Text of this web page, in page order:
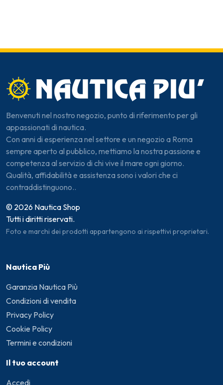
Benvenuti nel nostro negozio, punto di riferimento per gli
appassionati di nautica.
Con anni di esperienza nel settore e un negozio a Roma
sempre aperto al pubblico, mettiamo la nostra passione e
competenza al servizio di chi vive il mare ogni giorno.
Qualità, affidabilità e assistenza sono i valori che ci
contraddistinguono..
© 2026 Nautica Shop
Tutti i diritti riservati.
Foto e marchi dei prodotti appartengono ai rispettivi proprietari.
Nautica Più
Garanzia Nautica Più
Condizioni di vendita
Privacy Policy
Cookie Policy
Termini e condizioni
Il tuo account
Accedi